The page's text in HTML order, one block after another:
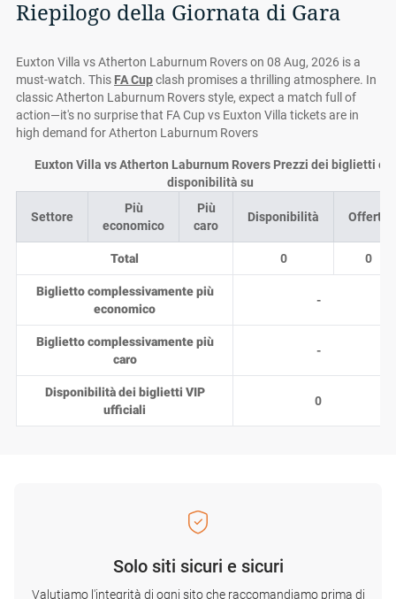
Riepilogo della Giornata di Gara
Euxton Villa vs Atherton Laburnum Rovers on 08 Aug, 2026 is a
must-watch. This FA Cupclash promises a thrilling atmosphere. In
classic Atherton Laburnum Rovers style, expect a match full of
action—it's no surprise that FA Cup vs Euxton Villa tickets are in
high demand for Atherton Laburnum Rovers
Settore
Più
economico
Più
caro
Disponibilità Offerte
Total 0 0
Biglietto complessivamente più
economico
-
Biglietto complessivamente più
caro
-
Disponibilità dei biglietti VIP
ufficiali
0
Euxton Villa vs Atherton Laburnum Rovers Prezzi dei biglietti e
disponibilità su
Solo siti sicuri e sicuri
Valutiamo l'integrità di ogni sito che raccomandiamo prima di